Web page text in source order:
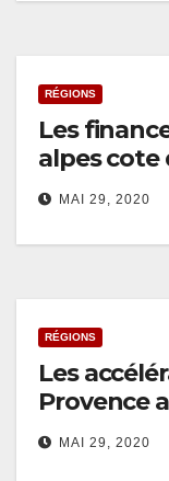
RÉGIONS
Les
alpes cote
MAI 29, 2020
RÉGIONS
Les
Provence
MAI 29, 2020